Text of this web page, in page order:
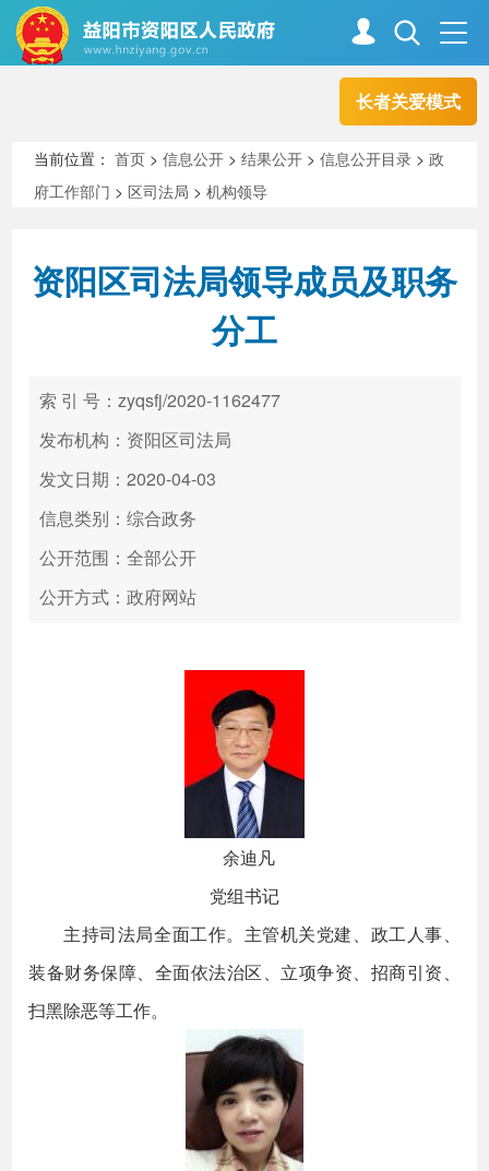
长者关爱模式
走进资阳
新闻中心 解读回应
政务服务
高效办成一件事
当前位置：首页 >信息公开 >结果公开 >信息公开目录 >政
府工作部门 > 区司法局 >机构领导
资阳区司法局领导成员及职务
分工
索 引 号：zyqsfj/2020-1162477
发布机构：资阳区司法局
发文日期：2020-04-03
信息类别：综合政务
公开范围：全部公开
公开方式：政府网站
余迪凡
党组书记
主持司法局全面工作。主管机关党建、政工人事、
装备财务保障、全面依法治区、立项争资、招商引资、
扫黑除恶等工作。